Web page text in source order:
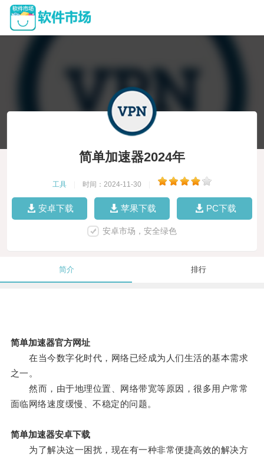
简单加速器2024年
工具 时间：2024-11-30
安卓下载 苹果下载 PC下载
安卓市场，安全绿色
简介 排行
简单加速器官方网址
在当今数字化时代，网络已经成为人们生活的基本需求
之一。
然而，由于地理位置、网络带宽等原因，很多用户常常
面临网络速度缓慢、不稳定的问题。
简单加速器安卓下载
为了解决这一困扰，现在有一种非常便捷高效的解决方